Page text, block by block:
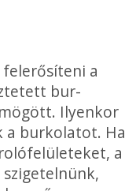
a
bur­
Ilyenkor
a burkolatot. Ha
a